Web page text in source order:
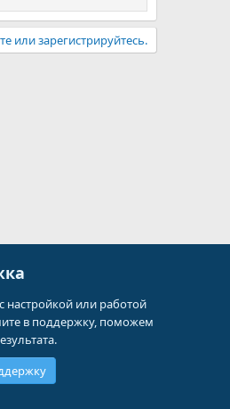
или зарегистрируйтесь.
или работой
в поддержку, поможем